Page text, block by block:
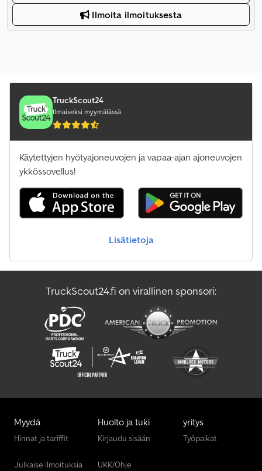
Ilmoita ilmoituksesta
TruckScout24
Ilmaiseksi myymälässä
Käytettyjen hyötyajoneuvojen ja vapaa-ajan ajoneuvojen
ykkössovellus!
Lisätietoja
TruckScout24.fi on virallinen sponsori:
Myydä
Hinnat ja tariffit
Julkaise ilmoituksia
Huolto ja tuki
Kirjaudu sisään
UKK/Ohje
yritys
Työpaikat